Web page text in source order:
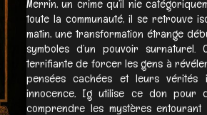
Merrin, un crime qu’il nie
toute la communauté, il se retrouve
matin, une transformation étrange
symboles d’un pouvoir
terrifiante de forcer les gens à
pensées cachées et leurs vérités
innocence, Ig utilise ce don pour
comprendre les mystères